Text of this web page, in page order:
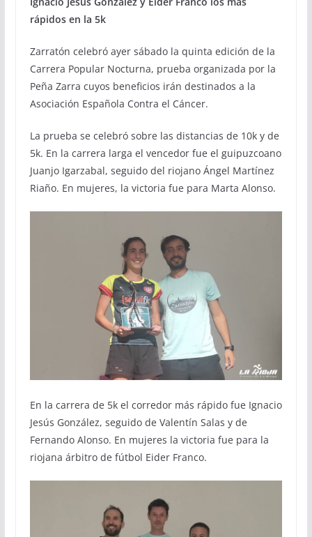
rápidos en la 5k
Zarratón celebró ayer sábado la quinta edición de la
Carrera Popular Nocturna, prueba organizada por la
Peña Zarra cuyos beneficios irán destinados a la
Asociación Española Contra el Cáncer.
La prueba se celebró sobre las distancias de 10k y de
5k. En la carrera larga el vencedor fue el guipuzcoano
Juanjo Igarzabal, seguido del riojano Ángel Martínez
Riaño. En mujeres, la victoria fue para Marta Alonso.
En la carrera de 5k el corredor más rápido fue Ignacio
Jesús González, seguido de Valentín Salas y de
Fernando Alonso. En mujeres la victoria fue para la
riojana árbitro de fútbol Eider Franco.